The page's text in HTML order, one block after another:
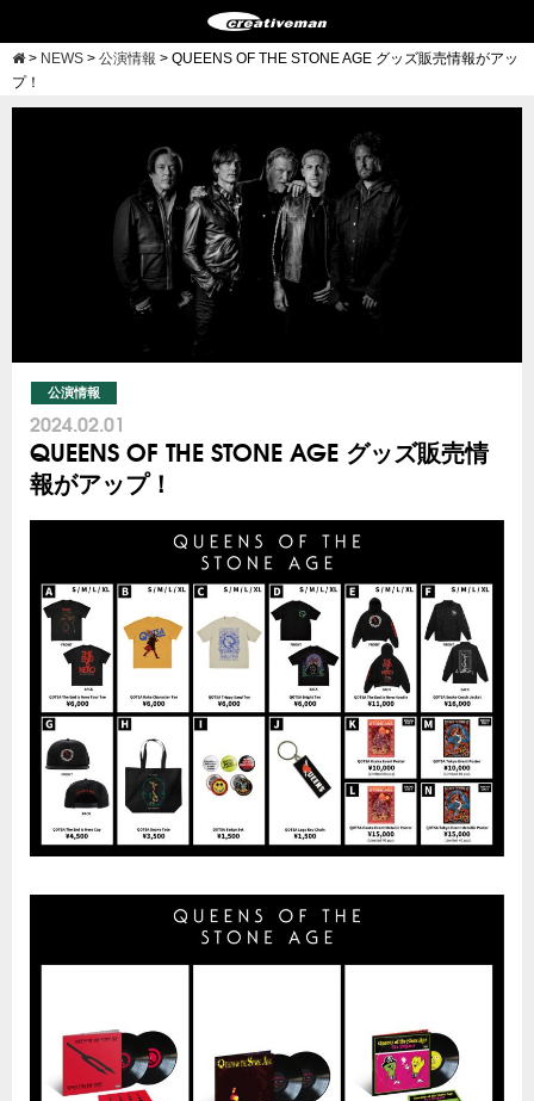
> NEWS > 公演情報 > QUEENS OF THE STONE AGE グッズ販売情報がアッ
プ！
公演情報
2024.02.01
QUEENS OF THE STONE AGE グッズ販売情
報がアップ！